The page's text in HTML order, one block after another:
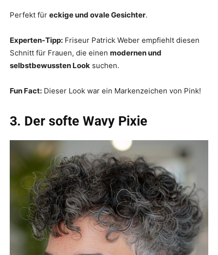
Perfekt für eckige und ovale Gesichter.
Experten-Tipp: Friseur Patrick Weber empfiehlt diesen
Schnitt für Frauen, die einen modernen und
selbstbewussten Look suchen.
Fun Fact: Dieser Look war ein Markenzeichen von Pink!
3. Der softe Wavy Pixie